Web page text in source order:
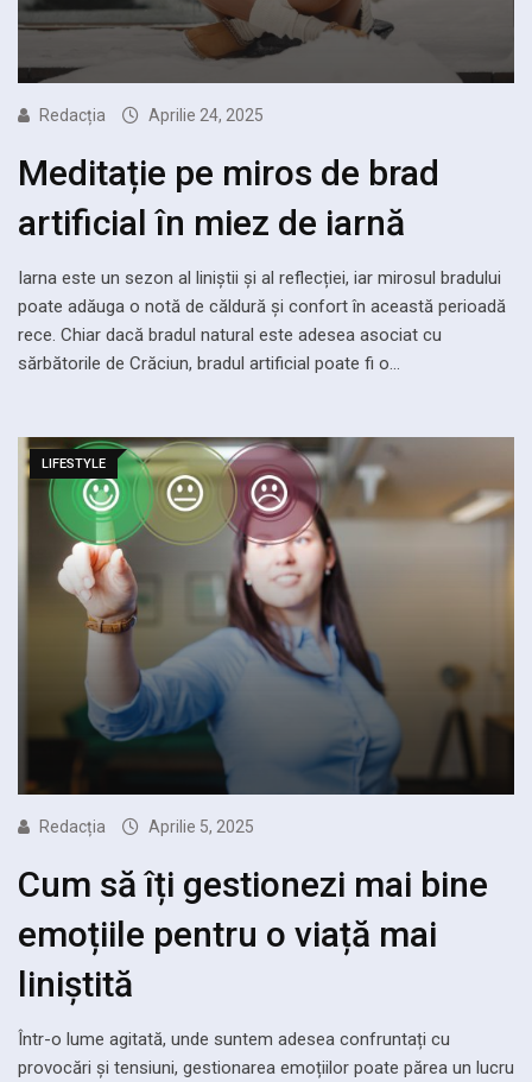
Redacția Aprilie 24, 2025
Meditație pe miros de brad
artificial în miez de iarnă
Iarna este un sezon al liniștii și al reflecției, iar mirosul bradului
poate adăuga o notă de căldură și confort în această perioadă
rece. Chiar dacă bradul natural este adesea asociat cu
sărbătorile de Crăciun, bradul artificial poate fi o…
LIFESTYLE
Redacția Aprilie 5, 2025
Cum să îți gestionezi mai bine
emoțiile pentru o viață mai
liniștită
Într-o lume agitată, unde suntem adesea confruntați cu
provocări și tensiuni, gestionarea emoțiilor poate părea un lucru